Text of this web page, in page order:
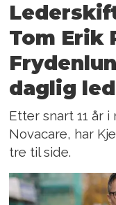
Tom Erik
daglig
Etter snart 11 år
Novacare, har
tre til side.